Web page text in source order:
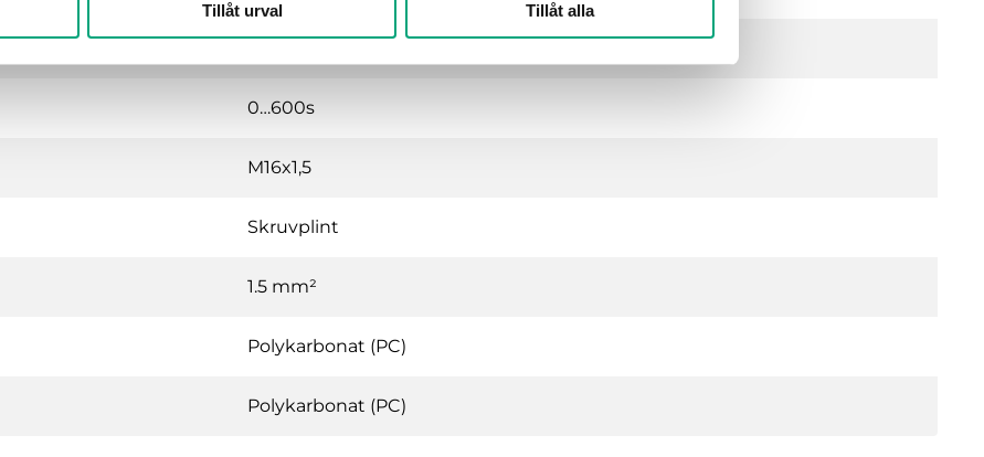
Tillåt urval Tillåt alla
0…600s
M16x1,5
Skruvplint
1.5 mm²
Polykarbonat (PC)
Polykarbonat (PC)